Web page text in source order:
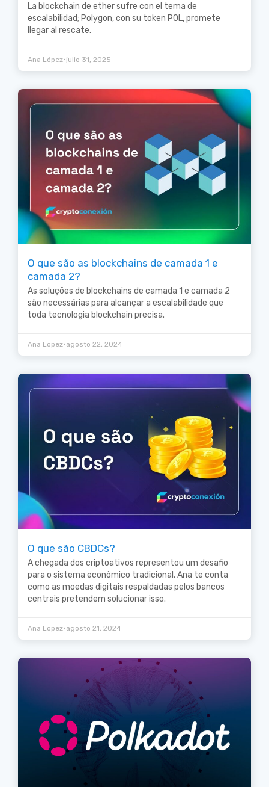
La blockchain de ether sufre con el tema de
escalabilidad; Polygon, con su token POL, promete
llegar al rescate.
Ana López•julio 31, 2025
O que são as blockchains de camada 1 e
camada 2?
As soluções de blockchains de camada 1 e camada 2
são necessárias para alcançar a escalabilidade que
toda tecnologia blockchain precisa.
Ana López•agosto 22, 2024
O que são CBDCs?
A chegada dos criptoativos representou um desafio
para o sistema econômico tradicional. Ana te conta
como as moedas digitais respaldadas pelos bancos
centrais pretendem solucionar isso.
Ana López•agosto 21, 2024